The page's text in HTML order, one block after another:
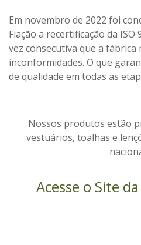
Em novembro de 2022 foi
Fiação a recertificação da ISO
vez consecutiva que a
inconformidades. O que
de qualidade em todas as
Nossos produtos estão
vestuários, toalhas e
Acesse o Site